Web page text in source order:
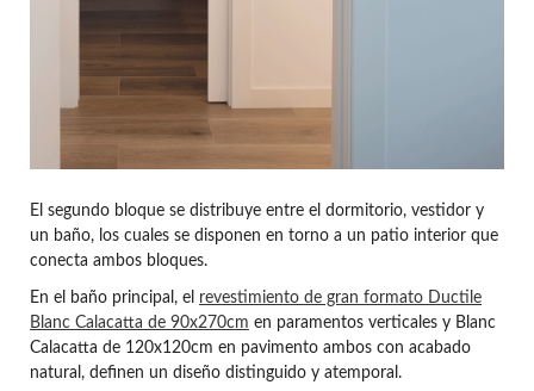
El segundo bloque se distribuye entre el dormitorio, vestidor y
un baño, los cuales se disponen en torno a un patio interior que
conecta ambos bloques.
En el baño principal, el revestimiento de gran formato Ductile
Blanc Calacatta de 90x270cm en paramentos verticales y Blanc
Calacatta de 120x120cm en pavimento ambos con acabado
natural, definen un diseño distinguido y atemporal.